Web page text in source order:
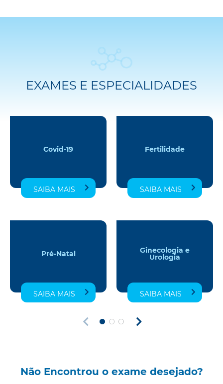
EXAMES E ESPECIALIDADES
Covid-19
SAIBA MAIS
Pré-Natal
SAIBA MAIS
Fertilidade
SAIBA MAIS
Ginecologia e
Urologia
SAIBA MAIS
Não Encontrou o exame desejado?